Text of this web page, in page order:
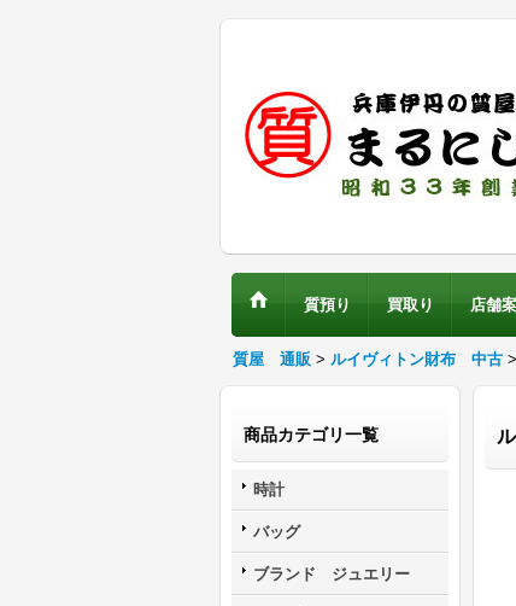
質屋 通販 > ルイヴィトン財布 中古
質預り 買取り 店舗
商品カテゴリ一覧
時計
バッグ
ブランド ジュエリー